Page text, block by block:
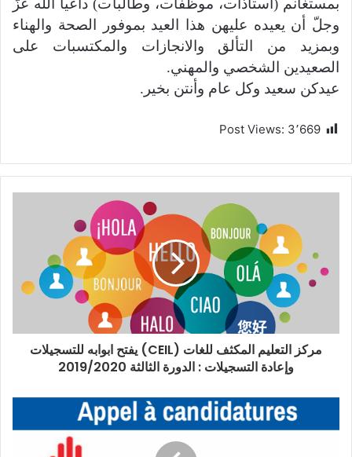
بمستغانم (أستاذات، موظفات، وطالبات) داعيا الله عزّ
وجلّ أن يعيده عليهن هذا العيد بموفور الصحة والهناء
وبمزيد من التألق والانجازات والمكتسبات على
الصعيدين الشخصي والمهني.
عيدكن سعيد وكل عام وأنتن بخير.
Post Views: 3٬669
مركز التعليم المكثف للغات (CEIL) يفتح ابوابه للتسجيلات
وإعادة التسجيلات : الدورة الثالثة 2019/2020